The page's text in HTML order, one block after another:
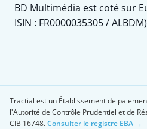
BD Multimédia est coté sur
ISIN : FR0000035305 / ALBDM)
Tractial est un Établissement de
l'Autorité de Contrôle Prudentiel et de
CIB 16748.Consulter le registre EBA →